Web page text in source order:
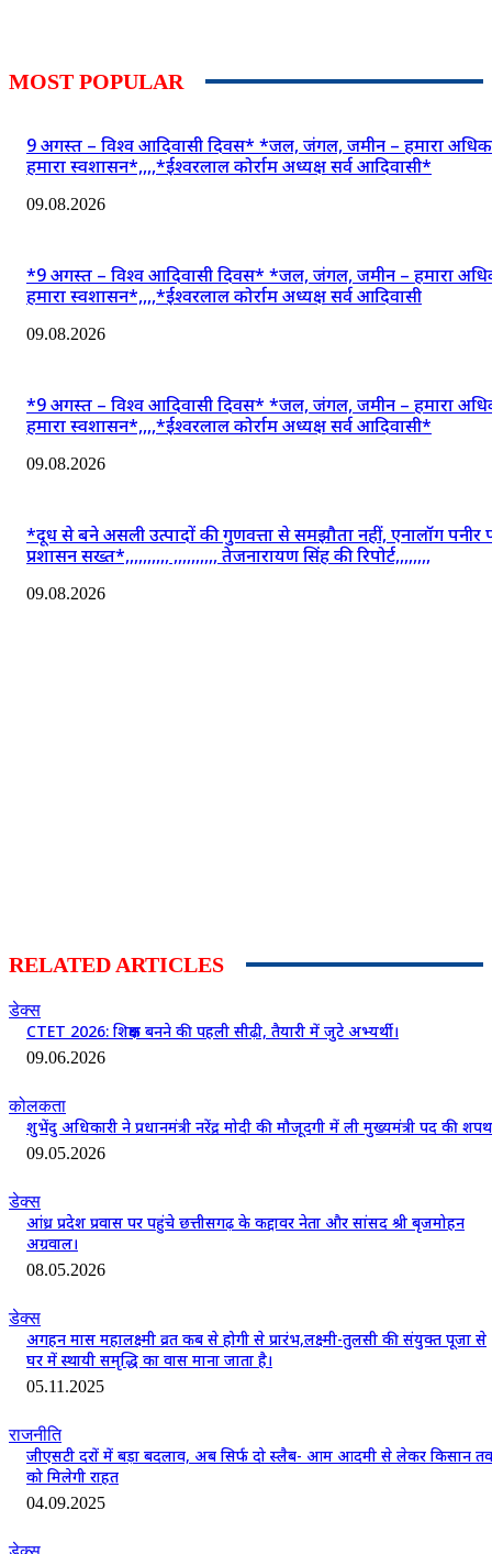
MOST POPULAR
9 अगस्त – विश्व आदिवासी दिवस* *जल, जंगल, जमीन – हमारा
हमारा स्वशासन*,,,,*ईश्वरलाल कोर्राम अध्यक्ष सर्व आदिवासी*
09.08.2026
*9 अगस्त – विश्व आदिवासी दिवस* *जल, जंगल, जमीन – हमारा
हमारा स्वशासन*,,,,*ईश्वरलाल कोर्राम अध्यक्ष सर्व आदिवासी
09.08.2026
*9 अगस्त – विश्व आदिवासी दिवस* *जल, जंगल, जमीन – हमारा
हमारा स्वशासन*,,,,*ईश्वरलाल कोर्राम अध्यक्ष सर्व आदिवासी*
09.08.2026
*दूध से बने असली उत्पादों की गुणवत्ता से समझौता नहीं, एनालॉग पनीर
प्रशासन सख्त*,,,,,,,,,, ,,,,,,,,,, तेजनारायण सिंह की रिपोर्ट,,,,,,,,
09.08.2026
RELATED ARTICLES
डेक्स
CTET 2026: शिक्षक बनने की पहली सीढ़ी, तैयारी में जुटे अभ्यर्थी।
09.06.2026
कोलकता
शुभेंदु अधिकारी ने प्रधानमंत्री नरेंद्र मोदी की मौजूदगी में ली मुख्यमंत्री पद की
09.05.2026
डेक्स
आंध्र प्रदेश प्रवास पर पहुंचे छत्तीसगढ़ के कद्दावर नेता और सांसद श्री बृजमोहन
अग्रवाल।
08.05.2026
डेक्स
अगहन मास महालक्ष्मी व्रत कब से होगी से प्रारंभ,लक्ष्मी-तुलसी की संयुक्त पूजा से
घर में स्थायी समृद्धि का वास माना जाता है।
05.11.2025
राजनीति
जीएसटी दरों में बड़ा बदलाव, अब सिर्फ दो स्लैब- आम आदमी से लेकर किसान
को मिलेगी राहत
04.09.2025